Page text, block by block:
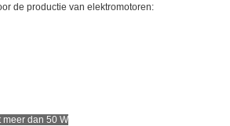
de productie van elektromotoren:
dan 50 W